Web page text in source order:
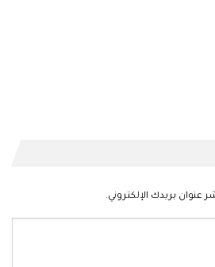
عنوان بريدك الإلكتروني.